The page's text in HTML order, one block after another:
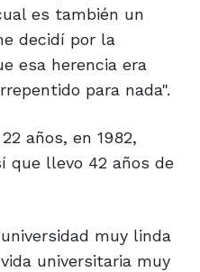
es también un
decidí por la
esa herencia era
para nada".
años, en 1982,
que llevo 42 años de
muy linda
universitaria muy